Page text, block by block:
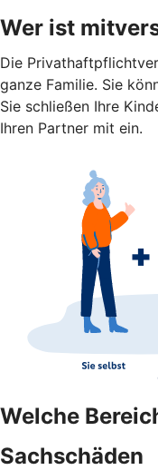
Wer ist
Die
ganze Familie. Sie
Sie schließen Ihre
Ihren Partner mit ein.
Welche
Sachschäden